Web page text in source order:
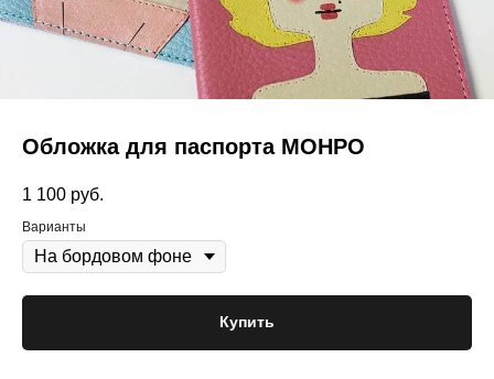
Обложка для паспорта МОНРО
1 100 руб.
Варианты
Купить